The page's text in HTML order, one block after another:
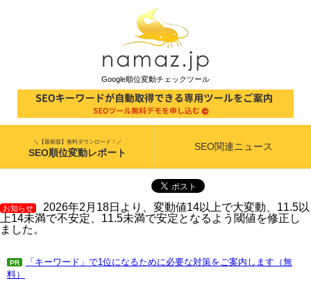
Google順位変動チェックツール
＼【最新版】無料ダウンロード！／
SEO順位変動レポート
SEO関連ニュース
お知らせ
2026年2月18日より、変動値14以上で大変動、11.5以
上14未満で不安定、11.5未満で安定となるよう閾値を修正し
ました。
PR
「キーワード」で1位になるために必要な対策をご案内します（無
料）